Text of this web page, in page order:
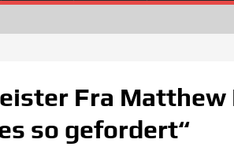
Fra
so gefordert“